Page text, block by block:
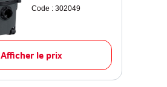
Code : 302049
Afficher le prix